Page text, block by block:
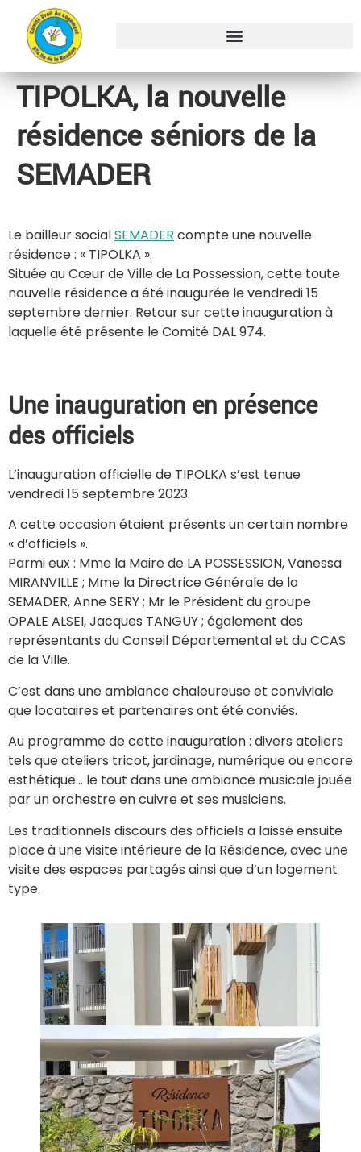
TIPOLKA, la nouvelle
résidence séniors de la
SEMADER
Le bailleur socialSEMADER compte une nouvelle
résidence : « TIPOLKA ».
Située au Cœur de Ville de La Possession, cette toute
nouvelle résidence a été inaugurée le vendredi 15
septembre dernier. Retour sur cette inauguration à
laquelle été présente le Comité DAL 974.
Une inauguration en présence
des officiels
L’inauguration officielle de TIPOLKA s’est tenue
vendredi 15 septembre 2023.
A cette occasion étaient présents un certain nombre
« d’officiels ».
Parmi eux : Mme la Maire de LA POSSESSION, Vanessa
MIRANVILLE ; Mme la Directrice Générale de la
SEMADER, Anne SERY ; Mr le Président du groupe
OPALE ALSEI, Jacques TANGUY ; également des
représentants du Conseil Départemental et du CCAS
de la Ville.
C’est dans une ambiance chaleureuse et conviviale
que locataires et partenaires ont été conviés.
Au programme de cette inauguration : divers ateliers
tels que ateliers tricot, jardinage, numérique ou encore
esthétique… le tout dans une ambiance musicale jouée
par un orchestre en cuivre et ses musiciens.
Les traditionnels discours des officiels a laissé ensuite
place à une visite intérieure de la Résidence, avec une
visite des espaces partagés ainsi que d’un logement
type.